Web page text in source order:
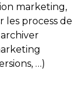
marketing,
les process de
…)